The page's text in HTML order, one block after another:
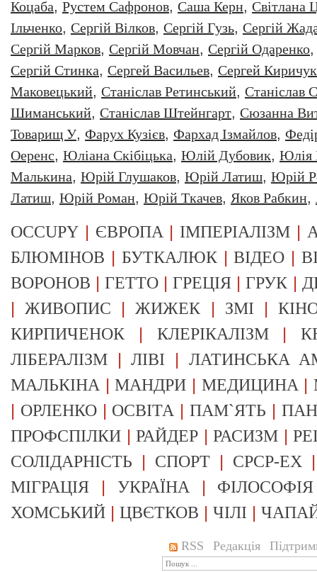
Коцаба, Рустем Сафронов, Саша Керн, Світлана
Ільченко, Сергій Вілков, Сергій Гузь, Сергій
Сергій Марков, Сергій Мовчан, Сергій Одаренко
Сергій Стинка, Сергей Васильев, Сергей Киричук
Маковецький, Станіслав Ретинський, Станіслав
Шиманський, Станіслав Штейнгарт, Сюзанна
Товарищ У, Фарух Кузієв, Фархад Ізмайлов,
Оеренс, Юліана Скібіцька, Юлій Дубовик, Юлія
Малькина, Юрiй Глушаков, Юрiй Латиш, Юрiй
Латиш, Юрій Роман, Юрій Ткачев, Яков Рабкин,
OCCUPY | ЄВРОПА | ІМПЕРІАЛІЗМ |
БЛЮМІНОВ | БУТКАЛЮК|ВІДЕО |
ВОРОНОВ |ГЕТТО |ГРЕЦІЯ |ГРУК |
|ЖИВОПИС |ЖИЖЕК | ЗМІ |
КИРПИЧЕНОК | КЛЕРІКАЛІЗМ|
ЛІБЕРАЛІЗМ |ЛІВІ | ЛАТИНСЬКА
МАЛЬКІНА |МАНДРИ | МЕДИЦИНА |
| ОРЛЕНКО| ОСВІТА |ПАМ`ЯТЬ |
ПРОФСПІЛКИ |РАЙДЕР |РАСИЗМ |
СОЛІДАРНІСТЬ | СПОРТ | СРСР-EX
МІГРАЦІЯ | УКРАЇНА | ФІЛОСОФІЯ
ХОМСЬКИЙ | ЦВЄТКОВ | ЧІЛІ |
RSS Редакція